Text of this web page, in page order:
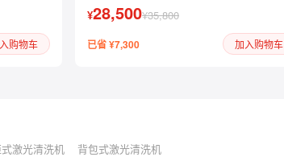
购物车
¥28,500¥35,800
已省 ¥7,300 加入购物车
激光清洗机 背包式激光清洗机